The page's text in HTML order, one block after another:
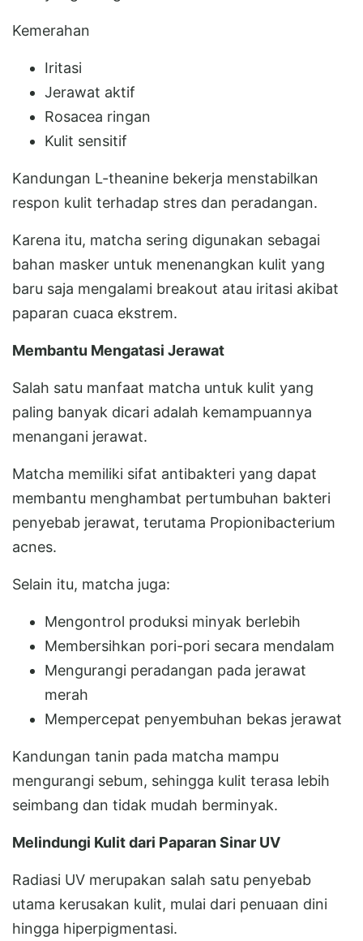
Kemerahan
Iritasi
Jerawat aktif
Rosacea ringan
Kulit sensitif
Kandungan L-theanine bekerja menstabilkan
respon kulit terhadap stres dan peradangan.
Karena itu, matcha sering digunakan sebagai
bahan masker untuk menenangkan kulit yang
baru saja mengalami breakout atau iritasi akibat
paparan cuaca ekstrem.
Membantu Mengatasi Jerawat
Salah satu manfaat matcha untuk kulit yang
paling banyak dicari adalah kemampuannya
menangani jerawat.
Matcha memiliki sifat antibakteri yang dapat
membantu menghambat pertumbuhan bakteri
penyebab jerawat, terutama Propionibacterium
acnes.
Selain itu, matcha juga:
Mengontrol produksi minyak berlebih
Membersihkan pori-pori secara mendalam
Mengurangi peradangan pada jerawat
merah
Mempercepat penyembuhan bekas jerawat
Kandungan tanin pada matcha mampu
mengurangi sebum, sehingga kulit terasa lebih
seimbang dan tidak mudah berminyak.
Melindungi Kulit dari Paparan Sinar UV
Radiasi UV merupakan salah satu penyebab
utama kerusakan kulit, mulai dari penuaan dini
hingga hiperpigmentasi.